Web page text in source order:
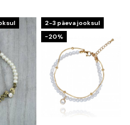
2-3 päeva jooksul
−20%